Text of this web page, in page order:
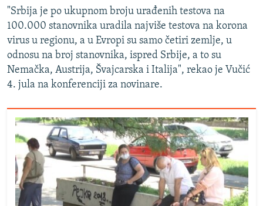
"Srbija je po ukupnom broju urađenih testova na
100.000 stanovnika uradila najviše testova na korona
virus u regionu, a u Evropi su samo četiri zemlje, u
odnosu na broj stanovnika, ispred Srbije, a to su
Nemačka, Austrija, Švajcarska i Italija", rekao je Vučić
4. jula na konferenciji za novinare.